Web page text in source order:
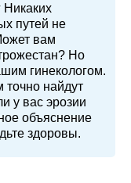
Никаких
путей не
вам
Но
гинекологом.
точно найдут
у вас эрозии
объяснение
здоровы.